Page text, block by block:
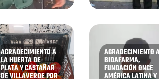
AGRADECIMIENTO A
LA HUERTA DE
PLATA Y CASTAÑAR
DE VILLAVERDE POR
AGRADECIMIENTO A
BIDAFARMA,
FUNDACIÓN ONCE
AMÉRICA LATINA Y